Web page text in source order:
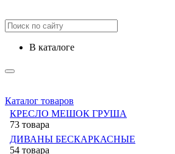
в каталоге
Каталог товаров
КРЕСЛО МЕШОК ГРУША
73 товара
ДИВАНЫ БЕСКАРКАСНЫЕ
54 товара